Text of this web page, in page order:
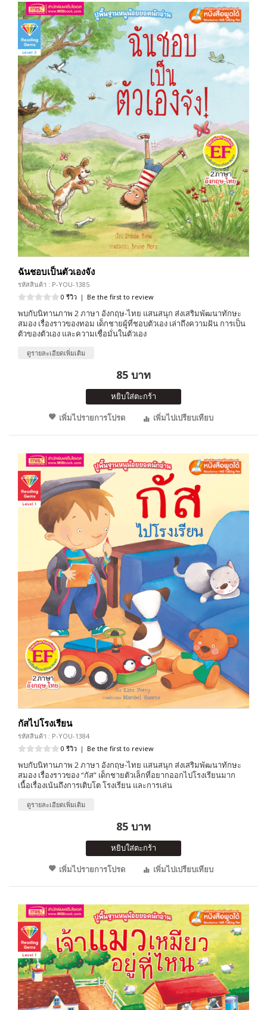
ฉันชอบเป็นตัวเองจัง
รหัสสินค้า : P-YOU-1385
0 รีวิว | Be the first to review
พบกับนิทานภาพ 2 ภาษา อังกฤษ-ไทย แสนสนุก ส่งเสริมพัฒนาทักษะ
สมอง เรื่องราวของทอม เด็กชายผู้ที่ชอบตัวเอง เล่าถึงความฝัน การเป็น
ตัวของตัวเอง และความเชื่อมั่นในตัวเอง
ดูรายละเอียดเพิ่มเติม
85 บาท
หยิบใส่ตะกร้า
เพิ่มไปรายการโปรด
เพิ่มไปเปรียบเทียบ
กัสไปโรงเรียน
รหัสสินค้า : P-YOU-1384
0 รีวิว | Be the first to review
พบกับนิทานภาพ 2 ภาษา อังกฤษ-ไทย แสนสนุก ส่งเสริมพัฒนาทักษะ
สมอง เรื่องราวของ “กัส” เด็กชายตัวเล็กที่อยากออกไปโรงเรียนมาก
เนื้อเรื่องเน้นถึงการเติบโต โรงเรียน และการเล่น
ดูรายละเอียดเพิ่มเติม
85 บาท
หยิบใส่ตะกร้า
เพิ่มไปรายการโปรด
เพิ่มไปเปรียบเทียบ